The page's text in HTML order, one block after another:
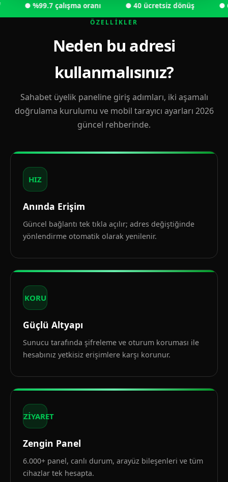
● %99.7 çalışma oranı ● 40 ücretsiz dönüş ●
ÖZELLIKLER
Neden bu adresi
kullanmalısınız?
Sahabet üyelik paneline giriş adımları, iki aşamalı
doğrulama kurulumu ve mobil tarayıcı ayarları 2026
güncel rehberinde.
HIZ
Anında Erişim
Güncel bağlantı tek tıkla açılır; adres değiştiğinde
yönlendirme otomatik olarak yenilenir.
KORU
Güçlü Altyapı
Sunucu tarafında şifreleme ve oturum koruması ile
hesabınız yetkisiz erişimlere karşı korunur.
ZİYARET
Zengin Panel
6.000+ panel, canlı durum, arayüz bileşenleri ve tüm
cihazlar tek hesapta.